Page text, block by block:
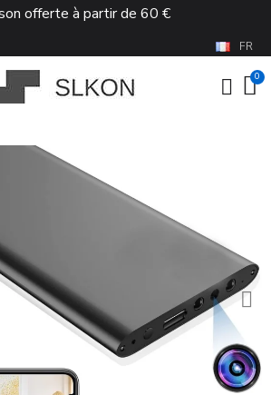
offerte à partir de 60 €
FR